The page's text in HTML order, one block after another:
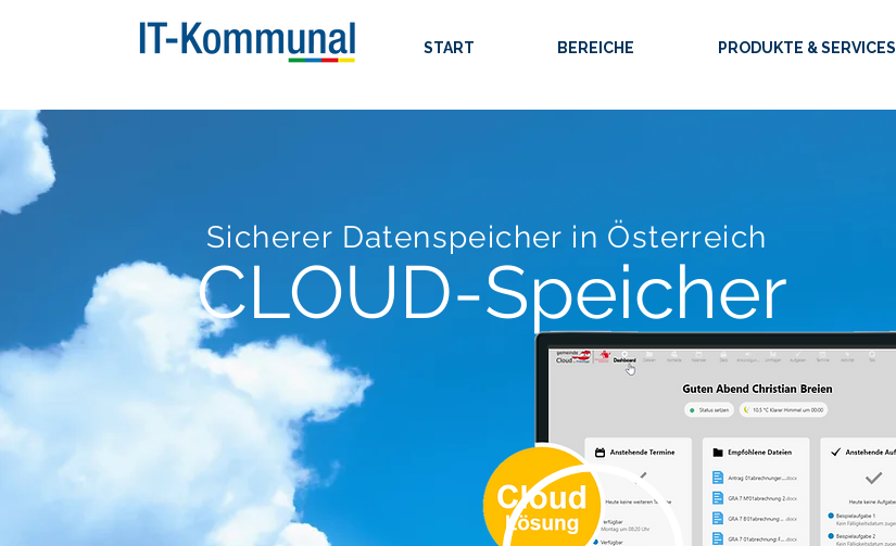
START BEREICHE PRODUKTE & SERVICES
CLOUD-Speicher
Sicherer Datenspeicher in Österreich